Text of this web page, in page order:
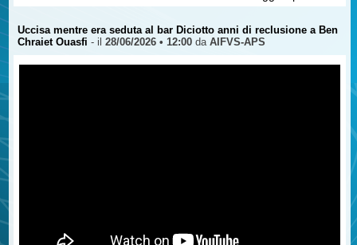
parlano dritto ai loro cuori.
Pochi giorni dopo la morte del figlio, Giuseppe scrisse una lettera, Mi
hanno tolto la voce, in cui a “parlare” è Alessandro.
Uccisa mentre era seduta al bar Diciotto anni di reclusione a Ben
Chraiet Ouasfi - il 28/06/2026 • 12:00da AIFVS-APS